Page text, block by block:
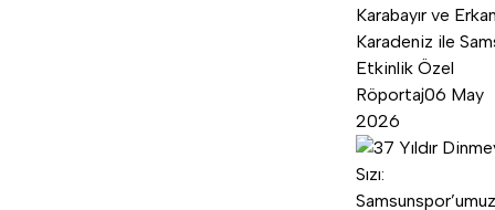
Karabayır ve
Karadeniz ile
Etkinlik Özel
Röportaj06 May
2026